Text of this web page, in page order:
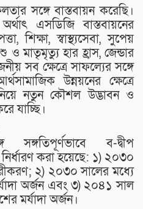
সঙ্গে বাস্তবায়ন করেছি।
এসডিজি বাস্তবায়নের
শিক্ষা, স্বাস্থ্যসেবা, সুপেয়
ও মাতৃমৃত্যু হার হ্রাস, জেন্ডার
সব ক্ষেত্রে সাফল্যের সঙ্গে
উন্নয়নের ক্ষেত্রে
নিয়ে নতুন কৌশল উদ্ভাবন ও
যাচ্ছি।
ব-দ্বীপ
করা হয়েছে: ১) ২০৩০
২) ২০৩০ সালের মধ্যে
অর্জন এবং ৩) ২০৪১ সাল
মর্যাদা অর্জন।